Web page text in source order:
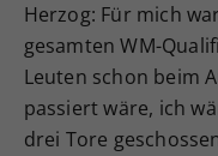
Herzog: Für mich
gesamten WM-
Leuten schon beim
passiert wäre, ich
drei Tore